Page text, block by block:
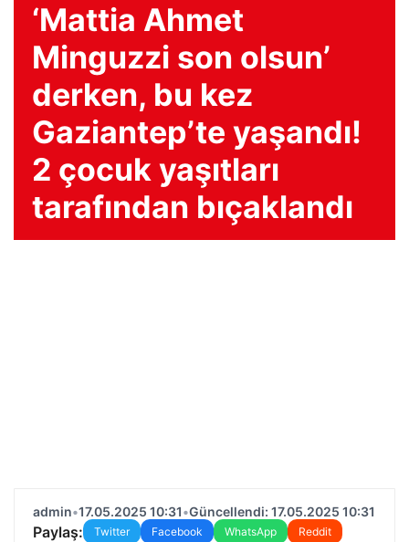
‘Mattia Ahmet
Minguzzi son olsun’
derken, bu kez
Gaziantep’te yaşandı!
2 çocuk yaşıtları
tarafından bıçaklandı
admin•17.05.2025 10:31•Güncellendi: 17.05.2025 10:31
Paylaş: Twitter Facebook WhatsApp
Reddit